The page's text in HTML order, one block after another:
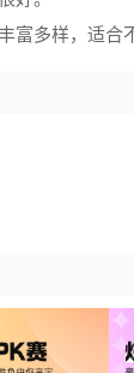
富多样，适合